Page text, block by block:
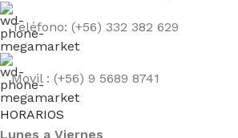
Teléfono: (+56) 332 382 629
Movil : (+56) 9 5689 8741
HORARIOS
Lunes a Viernes